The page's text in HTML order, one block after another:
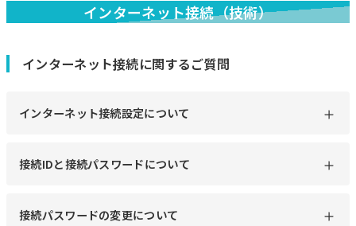
インターネット接続（技術）
インターネット接続に関するご質問
インターネット接続設定について
接続IDと接続パスワードについて
接続パスワードの変更について